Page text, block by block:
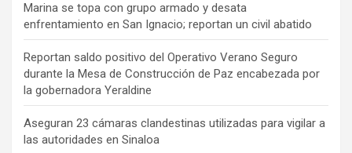
Marina se topa con grupo armado y desata
enfrentamiento en San Ignacio; reportan un civil abatido
Reportan saldo positivo del Operativo Verano Seguro
durante la Mesa de Construcción de Paz encabezada por
la gobernadora Yeraldine
Aseguran 23 cámaras clandestinas utilizadas para vigilar a
las autoridades en Sinaloa